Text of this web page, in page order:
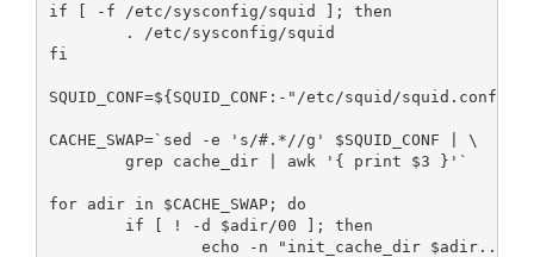
if [ -f /etc/sysconfig/squid ]; then
        . /etc/sysconfig/squid
fi
SQUID_CONF=${SQUID_CONF:-"/etc/squid/squid.conf"}
CACHE_SWAP=`sed -e 's/#.*//g' $SQUID_CONF | \
        grep cache_dir | awk '{ print $3 }'`
for adir in $CACHE_SWAP; do
        if [ ! -d $adir/00 ]; then
                echo -n "init_cache_dir $adir... "